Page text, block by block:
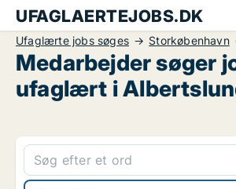
UFAGLAERTEJOBS.DK
Ufaglærte jobs søges Storkøbenhavn
Medarbejder søger
ufaglært i